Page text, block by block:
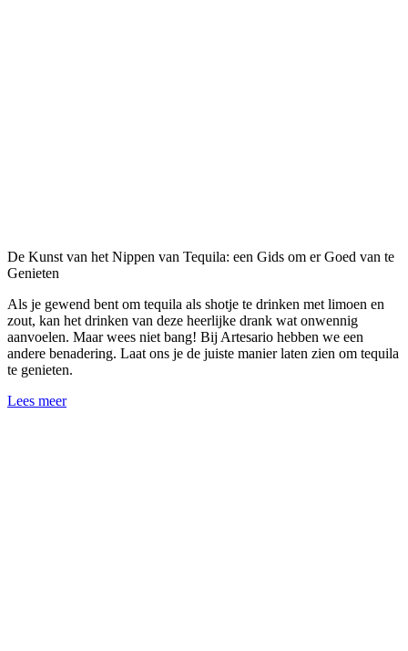
De Kunst van het Nippen van Tequila: een Gids om er Goed van te
Genieten
Als je gewend bent om tequila als shotje te drinken met limoen en
zout, kan het drinken van deze heerlijke drank wat onwennig
aanvoelen. Maar wees niet bang! Bij Artesario hebben we een
andere benadering. Laat ons je de juiste manier laten zien om tequila
te genieten.
Lees meer